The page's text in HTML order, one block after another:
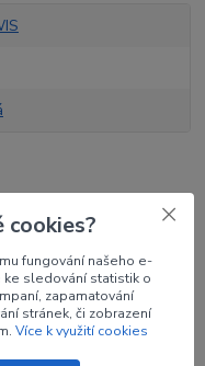
cookies?
fungování našeho e-
ke sledování statistik o
zapamatování
stránek, či zobrazení
Více k využití cookies